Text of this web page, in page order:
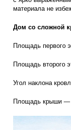
материала не
Дом со сложной
Площадь первого
Площадь второго
Угол наклона
Площадь крыши —